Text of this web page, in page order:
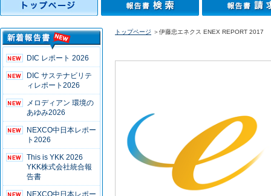
DIC レポート 2026
DIC サステナビリテ
ィレポート2026
メロディアン 環境の
あゆみ2026
NEXCO中日本レポー
ト2026
This is YKK 2026
YKK株式会社統合報
告書
NEXCO中日本レポー
トップページ ＞伊藤忠エネクス ENEX REPORT 2017